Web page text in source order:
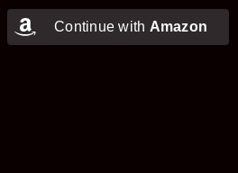
Continue with Amazon